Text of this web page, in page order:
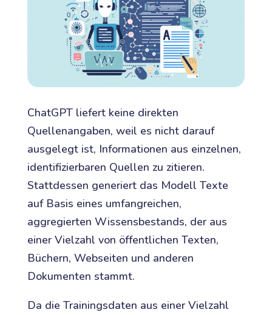
ChatGPT liefert keine direkten
Quellenangaben, weil es nicht darauf
ausgelegt ist, Informationen aus einzelnen,
identifizierbaren Quellen zu zitieren.
Stattdessen generiert das Modell Texte
auf Basis eines umfangreichen,
aggregierten Wissensbestands, der aus
einer Vielzahl von öffentlichen Texten,
Büchern, Webseiten und anderen
Dokumenten stammt.
Da die Trainingsdaten aus einer Vielzahl